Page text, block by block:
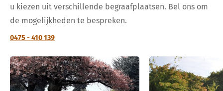
u kiezen uit verschillende begraafplaatsen. Bel ons om
de mogelijkheden te bespreken.
0475 - 410 139